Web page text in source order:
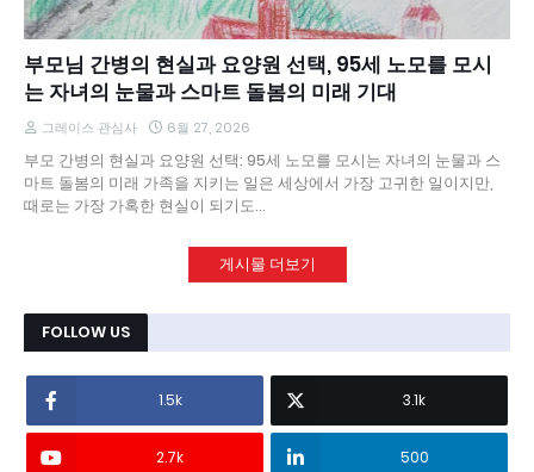
부모님 간병의 현실과 요양원 선택, 95세 노모를 모시
는 자녀의 눈물과 스마트 돌봄의 미래 기대
그레이스 관심사 6월 27, 2026
부모 간병의 현실과 요양원 선택: 95세 노모를 모시는 자녀의 눈물과 스
마트 돌봄의 미래 가족을 지키는 일은 세상에서 가장 고귀한 일이지만,
때로는 가장 가혹한 현실이 되기도…
게시물 더보기
FOLLOW US
1.5k 3.1k
2.7k 500